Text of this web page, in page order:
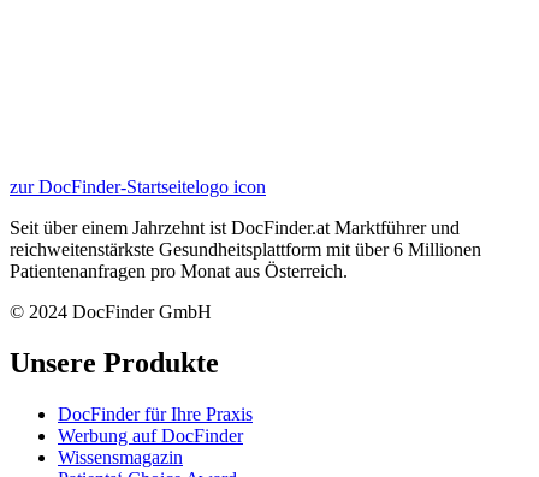
zur DocFinder-Startseitelogo icon
Seit über einem Jahrzehnt ist DocFinder.at Marktführer und
reichweitenstärkste Gesundheitsplattform mit über 6 Millionen
Patientenanfragen pro Monat aus Österreich.
© 2024 DocFinder GmbH
Unsere Produkte
DocFinder für Ihre Praxis
Werbung auf DocFinder
Wissensmagazin